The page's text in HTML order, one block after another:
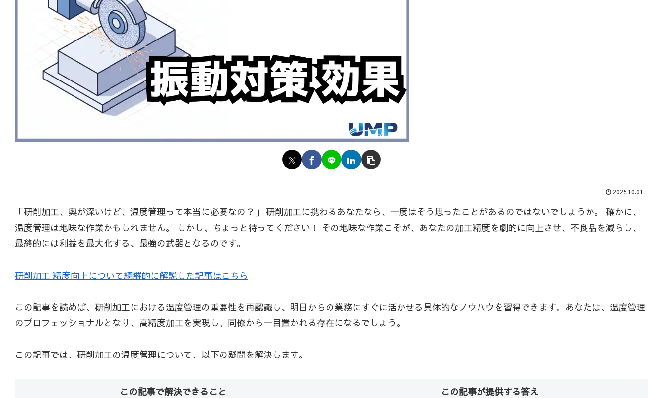
2025.10.01
「研削加工、奥が深いけど、温度管理って本当に必要なの？」 研削加工に携わるあなたなら、一度はそう思ったことがあるのではないでしょうか。 確かに、
温度管理は地味な作業かもしれません。 しかし、ちょっと待ってください！ その地味な作業こそが、あなたの加工精度を劇的に向上させ、不良品を減らし、
最終的には利益を最大化する、最強の武器となるのです。
研削加工 精度向上について網羅的に解説した記事はこちら
この記事を読めば、研削加工における温度管理の重要性を再認識し、明日からの業務にすぐに活かせる具体的なノウハウを習得できます。あなたは、温度管理
のプロフェッショナルとなり、高精度加工を実現し、同僚から一目置かれる存在になるでしょう。
この記事では、研削加工の温度管理について、以下の疑問を解決します。
この記事で解決できること この記事が提供する答え